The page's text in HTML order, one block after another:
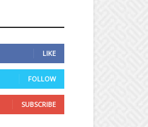
LIKE
FOLLOW
SUBSCRIBE